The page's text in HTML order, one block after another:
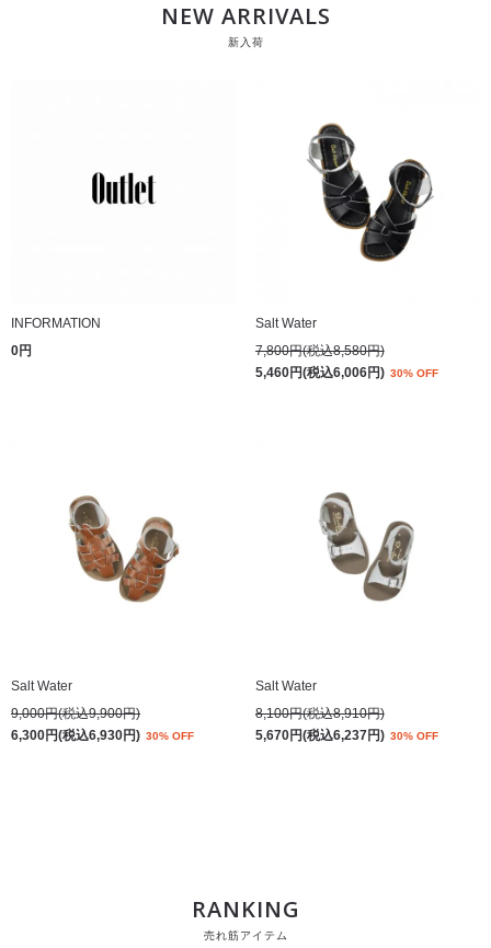
NEW ARRIVALS
新入荷
INFORMATION
0円
Salt Water
7,800円(税込8,580円)
5,460円(税込6,006円) 30% OFF
Salt Water
9,000円(税込9,900円)
6,300円(税込6,930円) 30% OFF
Salt Water
8,100円(税込8,910円)
5,670円(税込6,237円) 30% OFF
RANKING
売れ筋アイテム